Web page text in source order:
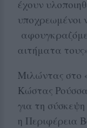
έχουν
υποχρεωμένοι
αιτήματα
Μιλώντας στο
Κώστας
για τη
η Περιφέρεια